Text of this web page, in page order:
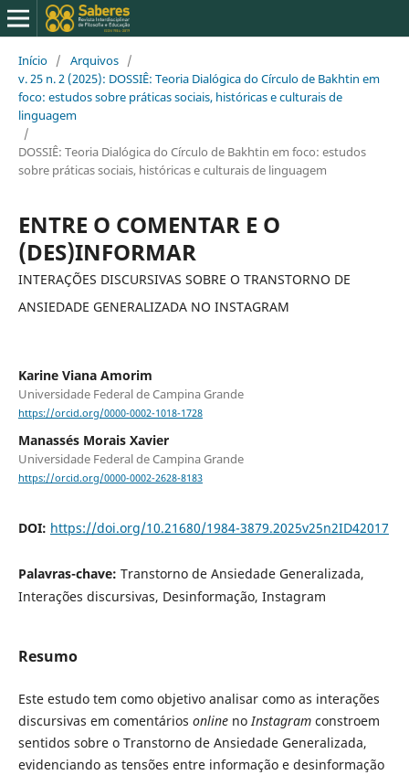
Início / Arquivos /
v. 25 n. 2 (2025): DOSSIÊ: Teoria Dialógica do Círculo de Bakhtin em
foco: estudos sobre práticas sociais, históricas e culturais de
linguagem
/
DOSSIÊ: Teoria Dialógica do Círculo de Bakhtin em foco: estudos
sobre práticas sociais, históricas e culturais de linguagem
ENTRE O COMENTAR E O
(DES)INFORMAR
INTERAÇÕES DISCURSIVAS SOBRE O TRANSTORNO DE
ANSIEDADE GENERALIZADA NO INSTAGRAM
Karine Viana Amorim
Universidade Federal de Campina Grande
https://orcid.org/0000-0002-1018-1728
Manassés Morais Xavier
Universidade Federal de Campina Grande
https://orcid.org/0000-0002-2628-8183
DOI: https://doi.org/10.21680/1984-3879.2025v25n2ID42017
Palavras-chave: Transtorno de Ansiedade Generalizada,
Interações discursivas, Desinformação, Instagram
Resumo
Este estudo tem como objetivo analisar como as interações
discursivas em comentários onlinenoInstagramconstroem
sentidos sobre o Transtorno de Ansiedade Generalizada,
evidenciando as tensões entre informação e desinformação